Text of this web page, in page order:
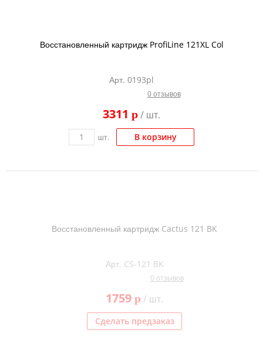
Восстановленный картридж ProfiLine 121XL Col
Арт. 0193pl
0 отзывов
3311 p/ шт.
шт. В корзину
Восстановленный картридж Cactus 121 BK
Арт. CS-121 BK
0 отзывов
1759 p/ шт.
Сделать предзаказ